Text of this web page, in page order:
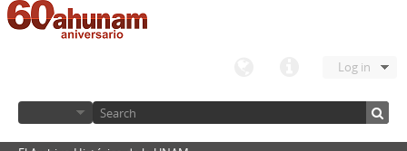
Log in